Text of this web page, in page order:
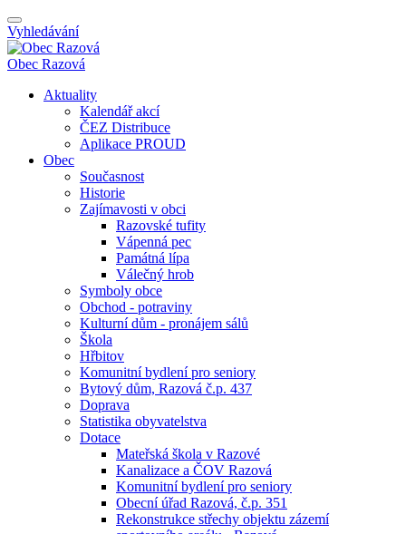
Vyhledávání
Obec Razová
Aktuality
Kalendář akcí
ČEZ Distribuce
Aplikace PROUD
Obec
Současnost
Historie
Zajímavosti v obci
Razovské tufity
Vápenná pec
Památná lípa
Válečný hrob
Symboly obce
Obchod - potraviny
Kulturní dům - pronájem sálů
Škola
Hřbitov
Komunitní bydlení pro seniory
Bytový dům, Razová č.p. 437
Doprava
Statistika obyvatelstva
Dotace
Mateřská škola v Razové
Kanalizace a ČOV Razová
Komunitní bydlení pro seniory
Obecní úřad Razová, č.p. 351
Rekonstrukce střechy objektu zázemí